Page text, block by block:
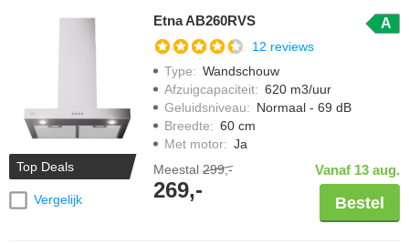
Top Deals
Vergelijk
Etna AB260RVS A
12 reviews
Type: Wandschouw
Afzuigcapaciteit: 620 m3/uur
Geluidsniveau: Normaal - 69 dB
Breedte: 60 cm
Met motor: Ja
Meestal 299,-
269,-
Vanaf 13 aug.
Bestel